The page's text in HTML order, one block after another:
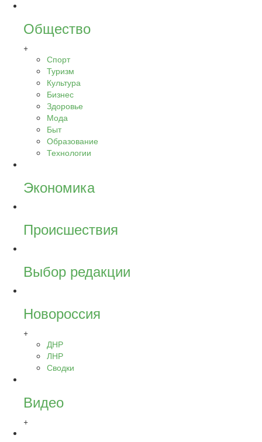
Общество
+
Спорт
Туризм
Культура
Бизнес
Здоровье
Мода
Быт
Образование
Технологии
Экономика
Происшествия
Выбор редакции
Новороссия
+
ДНР
ЛНР
Сводки
Видео
+